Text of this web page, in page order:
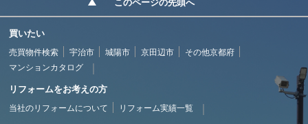
このページの先頭へ
買いたい
売買物件検索 宇治市 城陽市 京田辺市
その他京都府
マンションカタログ
リフォームをお考えの方
当社のリフォームについて リフォーム実績一覧